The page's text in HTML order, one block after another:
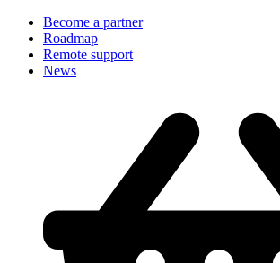
Become a partner
Roadmap
Remote support
News